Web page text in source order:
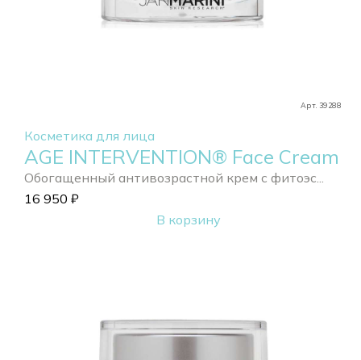
Арт. 39288
Косметика для лица
AGE INTERVENTION® Face Cream
Обогащенный антивозрастной крем с фитоэс...
16 950 ₽
В корзину